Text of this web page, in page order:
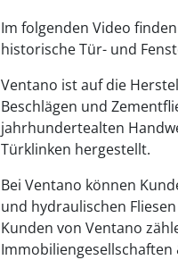
Im folgenden Video
historische Tür- und
Ventano ist auf die
Beschlägen und
jahrhundertealten
Türklinken hergestellt.
Bei Ventano können
und hydraulischen
Kunden von Ventano